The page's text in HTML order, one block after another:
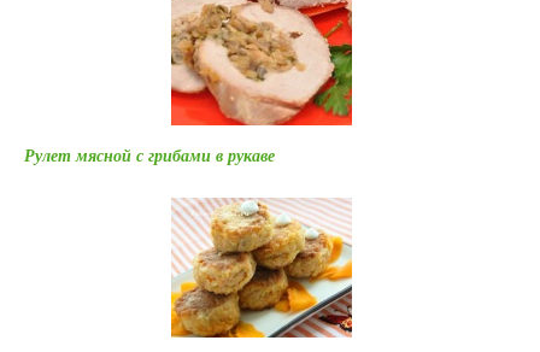
Рулет мясной с грибами в рукаве